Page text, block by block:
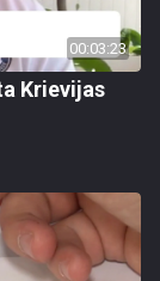
00:03:23
Krievijas